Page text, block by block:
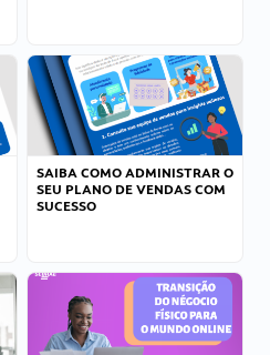
SAIBA COMO ADMINISTRAR O
SEU PLANO DE VENDAS COM
SUCESSO